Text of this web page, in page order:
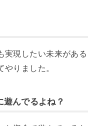
実現したい未来がある
りました。
遊んでるよね？